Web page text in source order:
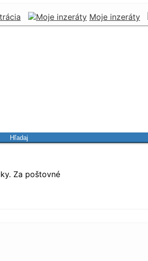
Moje inzeráty
Hľadaj